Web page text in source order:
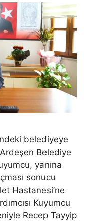
belediyeye
Belediye
yanına
sonucu
Hastanesi’ne
Kuyumcu
Recep Tayyip